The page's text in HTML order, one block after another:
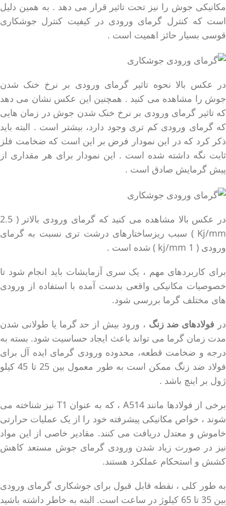
مکانیکی جوش را نیز تحت تاثیر قرار می دهد . به همین دلیل
است که کنترل گرمای ورودی در کیفیت کنترل جوشکاری
قوسی بسیار حائز اهمیت است .
در عکس بالا نحوه تاثیر گرمای ورودی بر نرخ خنک شدن
جوش را مشاهده می کنید . همچنین این عکس نشان می دهد
که تاثیر گرمای ورودی بر نرخ خنک شدن جوش در زمان هایی
که گرمای ورودی کم تری وجود دارد، بیشتر است . البته باید
ذکر کرد که در این نمودار فرض بر این است که ضخامت فلز
ثابت نگه داشته شده است . این نمودار برای هر مقداری از
پیش گرمایش صادق است .
در عکس بالا مشاهده می کنید که گرمای ورودی بالاتر ( 2.5
Kj/mm ) سبب ریزساختارهای درشت تری نسبت به گرمای
ورودی ( 1 kj/mm ) شده است .
برای کاربردهای مهم ، یک سری آزمایشات باید انجام شود تا
خصوصیات مکانیکی واقعی بدست آمده با استفاده از ورودی
های مختلف گرما بررسی شود.
در فولادهای ضد زنگ ، ورود بیش از حد گرما یا طولانی شدن
مدت زمان گرما می تواند باعث ایجاد حساسیت شود. بسته به
درجه و ضخامت قطعه، محدوده ورودی گرمای ایده آل برای
فولاد ضد زنگ ممکن است به طور معمول بین 25 تا 45 کیلو
ژول بر اینچ باشد .
برخی از فولادها مانند A514 ، که به عنوان T1 نیز شناخته می
شوند ، خواص مکانیکی پیشرفته خود را از یک عملیات حرارتی
خاموش و معتدل دریافت می کنند. مقادیر خاصی از این مواد
نیز در صورت زیاد شدن ورودی گرمای جوش مستعد کاهش
کشش و استحکام عملکرد هستند.
به طور کلی ، نقطه قابل قبول برای جوشکاری گرمای ورودی
بین 35 تا 65 کیلوژ در ساعت است. البته به خاطر داشته باشید